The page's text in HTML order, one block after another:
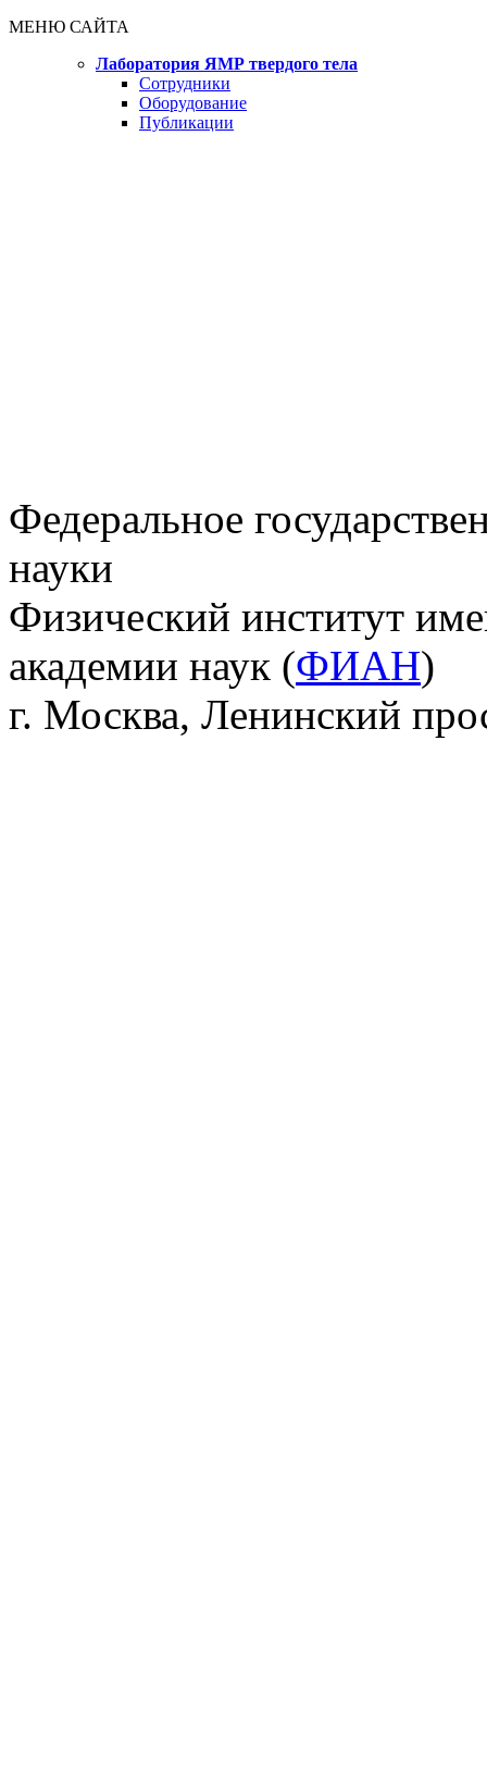
МЕНЮ САЙТА
Лаборатория ЯМР твердого тела
Сотрудники
Оборудование
Публикации
Федеральное
науки
Физический институт
академии наук (ФИАН)
г. Москва, Ленинский